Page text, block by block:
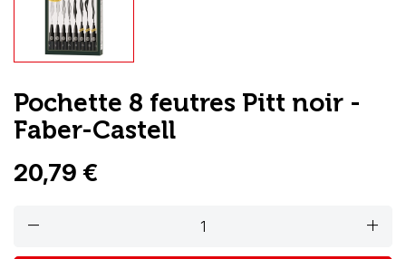
Pochette 8 feutres Pitt noir -
Faber-Castell
20,79 €
remove add